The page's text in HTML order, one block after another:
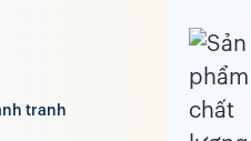
tranh